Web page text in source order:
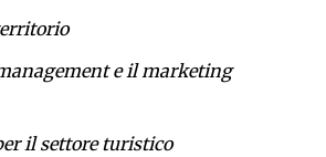
e il marketing
il settore turistico